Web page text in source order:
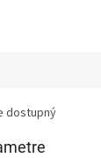
dostupný